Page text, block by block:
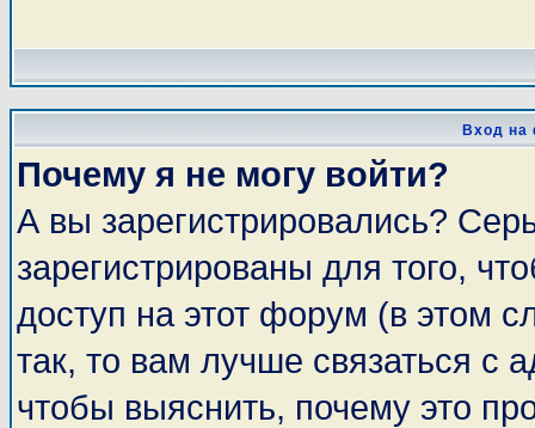
Вход на
Почему я не могу войти?
А вы зарегистрировались?
зарегистрированы для того,
доступ на этот форум (в этом
так, то вам лучше связаться с
чтобы выяснить, почему это